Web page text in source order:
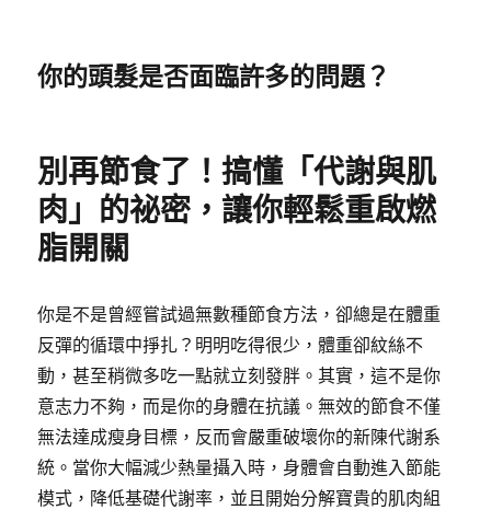
你的頭髮是否面臨許多的問題？
別再節食了！搞懂「代謝與肌
肉」的祕密，讓你輕鬆重啟燃
脂開關
你是不是曾經嘗試過無數種節食方法，卻總是在體重
反彈的循環中掙扎？明明吃得很少，體重卻紋絲不
動，甚至稍微多吃一點就立刻發胖。其實，這不是你
意志力不夠，而是你的身體在抗議。無效的節食不僅
無法達成瘦身目標，反而會嚴重破壞你的新陳代謝系
統。當你大幅減少熱量攝入時，身體會自動進入節能
模式，降低基礎代謝率，並且開始分解寶貴的肌肉組